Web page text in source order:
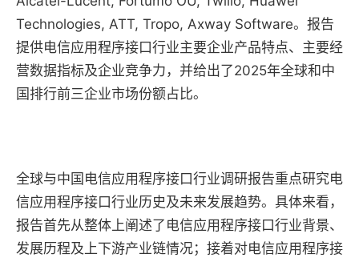
Technologies, ATT, Tropo, Axway Software。报告
提供电信应用程序接口行业主要企业产品特点、主要经
营数据指标及企业竞争力，并给出了2025年全球和中
国排行前三企业市场份额占比。
全球与中国电信应用程序接口行业调研报告重点研究电
信应用程序接口行业历史及未来发展趋势。具体来看，
报告首先从整体上阐述了电信应用程序接口行业背景、
发展历程及上下游产业链情况；接着对电信应用程序接